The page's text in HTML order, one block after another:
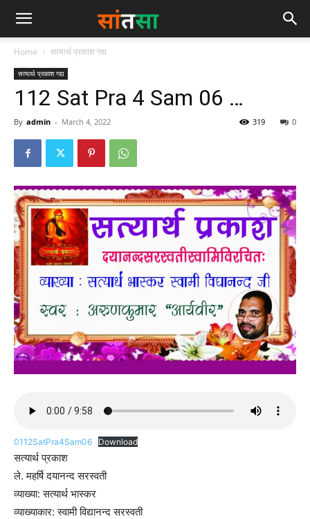
Home सत्यार्थ प्रकाश गद्य
सत्यार्थ प्रकाश गद्य
112 Sat Pra 4 Sam 06 …
By admin - March 4, 2022 0
319
0112SatPra4Sam06 Download
सत्यार्थ प्रकाश
ले. महर्षि दयानन्द सरस्वती
व्याख्या: सत्यार्थ भास्कर
व्याख्याकार: स्वामी विद्यानन्द सरस्वती